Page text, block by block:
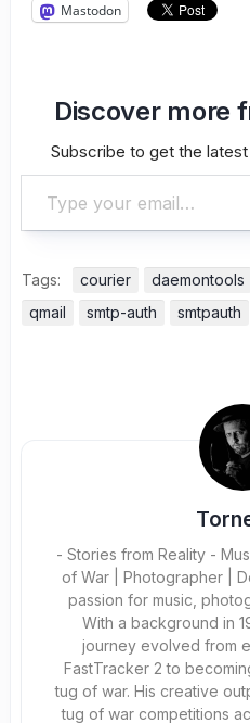
Mastodon
Discover more
Subscribe to get the
Type your email…
Tags: courier daemontools
qmail
smtp-auth smtpauth
- Stories from Reality -
of War | Photographer |
passion for music,
With a background in
journey evolved from
FastTracker 2 to
tug of war. His creative
tug of war competitions